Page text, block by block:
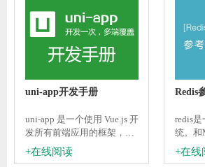
uni-app开发手册
uni-app 是一个使用 Vue.js 开
发所有前端应用的框架，开
发者编写一套代码，可发布
到iOS、Android、Web（响
+在线阅读
Redis
redis是
统。和
支持
多，
+在线